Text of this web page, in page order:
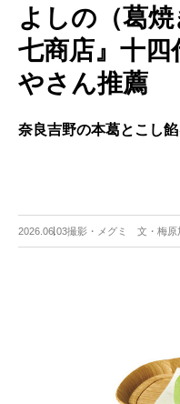
よしの（葛
七商店』十四
やさん推薦
奈良吉野の本葛とこし
2026.06.03撮影・メグミ 文・梅原